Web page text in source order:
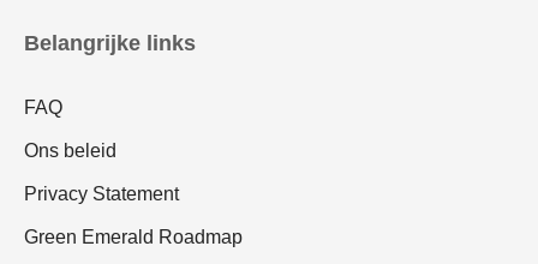
Belangrijke links
FAQ
Ons beleid
Privacy Statement
Green Emerald Roadmap